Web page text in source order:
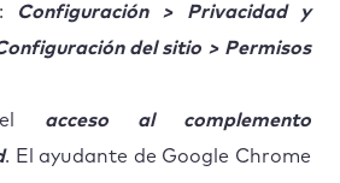
Configuración > Privacidad y
del sitio > Permisos
el acceso al complemento
. El ayudante de Google Chrome